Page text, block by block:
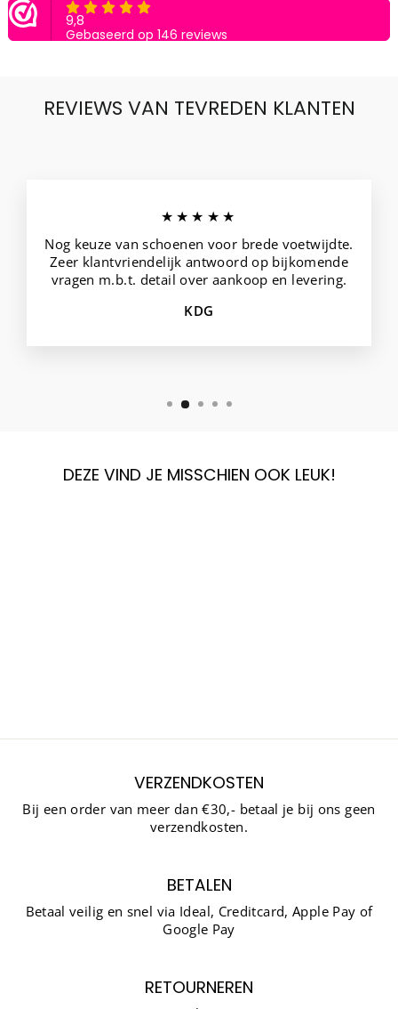
REVIEWS VAN TEVREDEN KLANTEN
★★★★★
Nog keuze van schoenen voor brede voetwijdte.
Zeer klantvriendelijk antwoord op bijkomende
vragen m.b.t. detail over aankoop en levering.
KDG
DEZE VIND JE MISSCHIEN OOK LEUK!
VERZENDKOSTEN
Bij een order van meer dan €30,- betaal je bij ons geen
verzendkosten.
BETALEN
Betaal veilig en snel via Ideal, Creditcard, Apple Pay of
Google Pay
RETOURNEREN